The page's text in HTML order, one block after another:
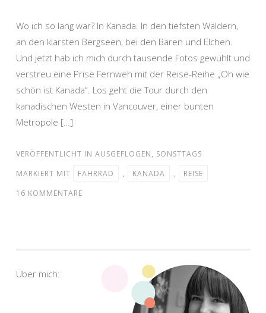
Wo ich so lang war? In Kanada. In den tiefsten Wäldern,
an den klarsten Bergseen, bei den Bären und Elchen.
Und jetzt hab ich mich durch tausende Fotos gewühlt und
verstreu eine Prise Fernweh mit der Reise-Reihe „Oh wie
schön ist Kanada“. Los geht die Tour durch den
kanadischen Westen in Vancouver, einer bunten
Metropole […]
VERÖFFENTLICHT IN AUSGEFLOGEN, SONSTTAGS
MARKIERT MIT
FAHRRAD , KANADA ,
REISE
16 KOMMENTARE
Über mich: